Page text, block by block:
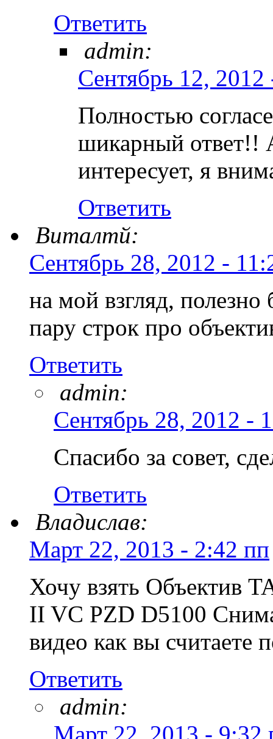
Ответить
admin:
Сентябрь 12,
Полностью
шикарный ответ!!
интересует, я
Ответить
Виталтй:
Сентябрь 28, 2012 -
на мой взгляд,
пару строк про
Ответить
admin:
Сентябрь 28, 2012 -
Спасибо за совет,
Ответить
Владислав:
Март 22, 2013 - 2:42 пп
Хочу взять Объектив
II VC PZD D5100
видео как вы считаете
Ответить
admin: